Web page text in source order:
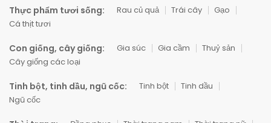
Thực phẩm tươi sống: Rau củ quả Trái cây
Gạo
Cá thịt tươi
Con giống, cây giống: Gia súc Gia cầm
Thuỷ sản
Cây giống các loại
Tinh bột, tinh dầu, ngũ cốc: Tinh bột
Tinh dầu
Ngũ cốc